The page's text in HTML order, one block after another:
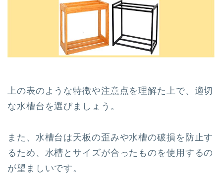
上の表のような特徴や注意点を理解た上で、適切
な水槽台を選びましょう。
また、水槽台は天板の歪みや水槽の破損を防止す
るため、水槽とサイズが合ったものを使用するの
が望ましいです。